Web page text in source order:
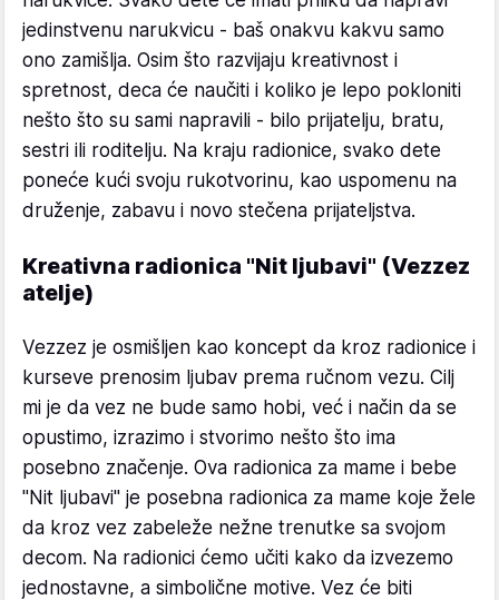
jedinstvenu narukvicu - baš onakvu kakvu samo
ono zamišlja. Osim što razvijaju kreativnost i
spretnost, deca će naučiti i koliko je lepo pokloniti
nešto što su sami napravili - bilo prijatelju, bratu,
sestri ili roditelju. Na kraju radionice, svako dete
poneće kući svoju rukotvorinu, kao uspomenu na
druženje, zabavu i novo stečena prijateljstva.
Kreativna radionica "Nit ljubavi" (Vezzez
atelje)
Vezzez je osmišljen kao koncept da kroz radionice i
kurseve prenosim ljubav prema ručnom vezu. Cilj
mi je da vez ne bude samo hobi, već i način da se
opustimo, izrazimo i stvorimo nešto što ima
posebno značenje. Ova radionica za mame i bebe
"Nit ljubavi" je posebna radionica za mame koje žele
da kroz vez zabeleže nežne trenutke sa svojom
decom. Na radionici ćemo učiti kako da izvezemo
jednostavne, a simbolične motive. Vez će biti